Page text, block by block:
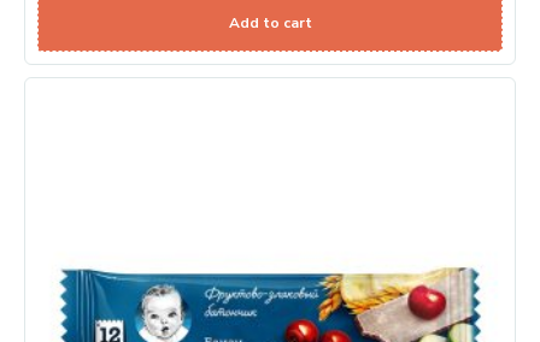
Add to cart